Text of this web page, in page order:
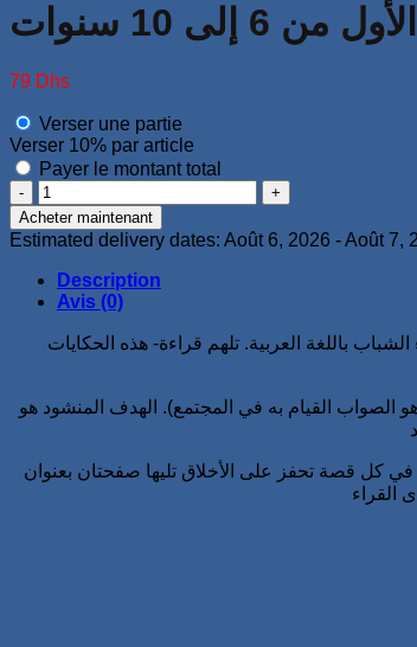
10 سنوات
79 Dhs
Verser une partie
Verser 10% par article
Payer le montant total
quantité
de
سلسلة
الأخلاق
المستوى
من
10
Acheter maintenant
Estimated delivery dates: Août 6, 2026 - Août 7,
Description
Avis (0)
باللغة العربية. تلهم قراءة- هذه الحكايات
القيام به في المجتمع). الهدف المنشود هو
كل قصة تحفز على الأخلاق تليها صفحتان بعنوان